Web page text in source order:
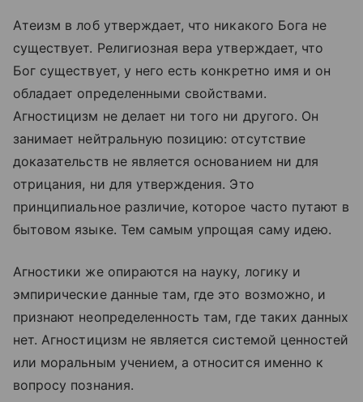
Атеизм в лоб утверждает, что никакого Бога не
существует. Религиозная вера утверждает, что
Бог существует, у него есть конкретно имя и он
обладает определенными свойствами.
Агностицизм не делает ни того ни другого. Он
занимает нейтральную позицию: отсутствие
доказательств не является основанием ни для
отрицания, ни для утверждения. Это
принципиальное различие, которое часто путают в
бытовом языке. Тем самым упрощая саму идею.
Агностики же опираются на науку, логику и
эмпирические данные там, где это возможно, и
признают неопределенность там, где таких данных
нет. Агностицизм не является системой ценностей
или моральным учением, а относится именно к
вопросу познания.